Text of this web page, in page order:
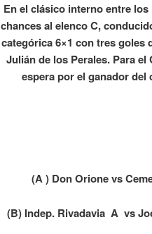
En el clásico interno entre
chances al elenco C,
categórica 6×1 con tres goles
Julián de los Perales. Para
espera por el ganador del
(A ) Don Orione vs
(B) Indep. Rivadavia A vs